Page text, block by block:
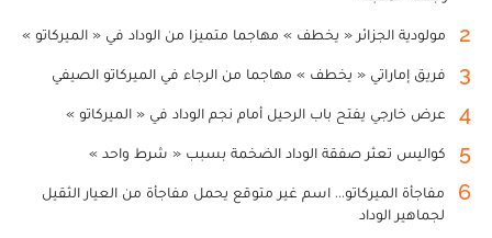
2 مولودية الجزائر « يخطف » مهاجما متميزا من الوداد في « الميركاتو »
3 فريق إماراتي « يخطف » مهاجما من الرجاء في الميركاتو الصيفي
4 عرض خارجي يفتح باب الرحيل أمام نجم الوداد في « الميركاتو »
5 كواليس تعثر صفقة الوداد الضخمة بسبب « شرط واحد »
6
مفاجأة الميركاتو... اسم غير متوقع يحمل مفاجأة من العيار الثقيل
لجماهير الوداد